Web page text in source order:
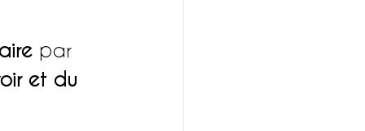
par
et du